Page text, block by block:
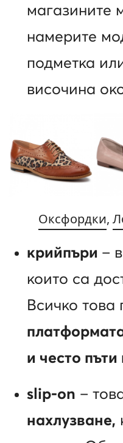
магазините
намерите
подметка
височина
Оксфордки,
крийпъри –
които са
Всичко това
и често
slip-on –
нахлузване,